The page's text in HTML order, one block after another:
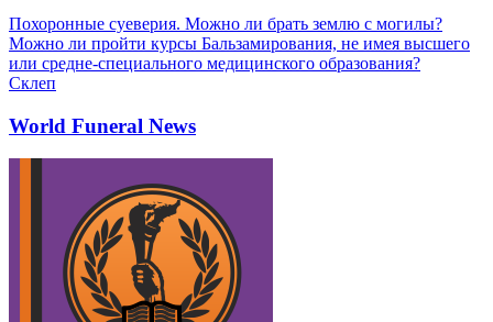
Похоронные суеверия. Можно ли брать землю с могилы?
Можно ли пройти курсы Бальзамирования, не имея высшего
или средне-специального медицинского образования?
Склеп
World Funeral News